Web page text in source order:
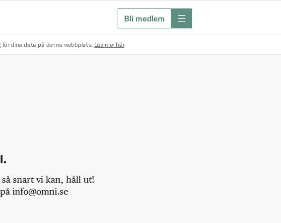
Bli medlem meny
för dina data på denna webbplats. Läs mer här
snart vi kan, håll ut!
info@omni.se